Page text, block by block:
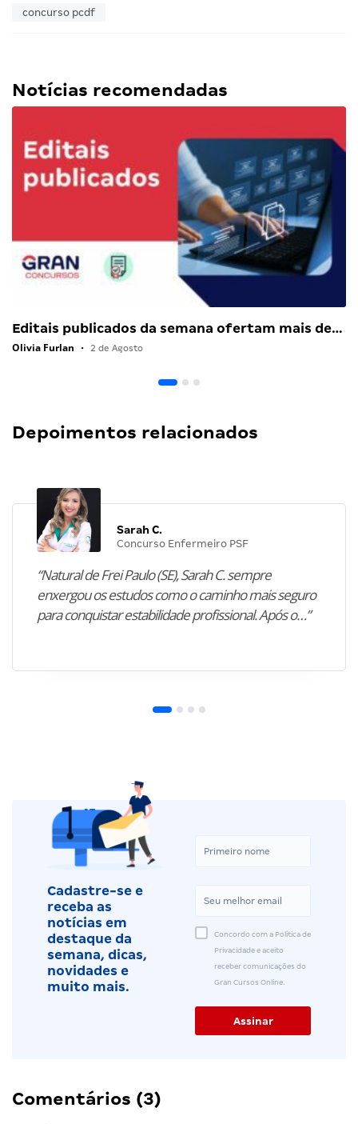
concurso pcdf
Notícias recomendadas
Editais publicados da semana ofertam mais de…
Olivia Furlan • 2 de Agosto
Depoimentos relacionados
Sarah C.
Concurso Enfermeiro PSF
“Natural de Frei Paulo (SE), Sarah C. sempre
enxergou os estudos como o caminho mais seguro
para conquistar estabilidade profissional. Após o…”
Cadastre-se e
receba as
notícias em
destaque da
semana, dicas,
novidades e
muito mais.
Concordo com a Política de
Privacidade e aceito
receber comunicações do
Gran Cursos Online.
Comentários (3)